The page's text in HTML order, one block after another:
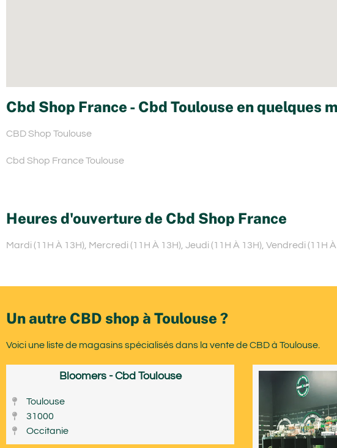
Cbd Shop France - Cbd Toulouse en quelques
CBD Shop Toulouse
Cbd Shop France Toulouse
Heures d'ouverture de Cbd Shop France
Mardi (11H À 13H), Mercredi (11H À 13H), Jeudi (11H À 13H), Vendredi (11H
Un autre CBD shop à Toulouse ?
Voici une liste de magasins spécialisés dans la vente de CBD à Toulouse.
Bloomers - Cbd Toulouse
Toulouse
31000
Occitanie